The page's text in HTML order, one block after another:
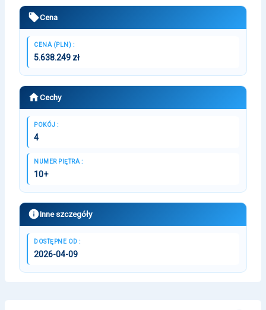
Cena
CENA (PLN) :
5.638.249 zł
Cechy
POKÓJ :
4
NUMER PIĘTRA :
10+
Inne szczegóły
DOSTĘPNE OD :
2026-04-09